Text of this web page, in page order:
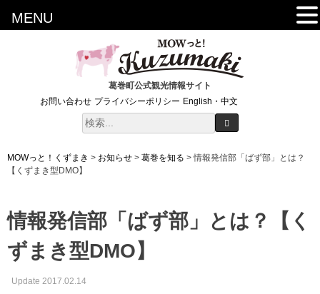
葛巻町公式観光情報サイト
お問い合わせ プライバシーポリシー English・中文
MOWっと！くずまき > お知らせ > 葛巻を知る >情報発信部「ばず部」とは？
【くずまき型DMO】
情報発信部「ばず部」とは？【く
ずまき型DMO】
Update 2017.02.14
MENU